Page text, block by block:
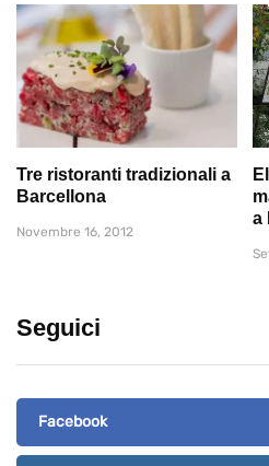
Tre ristoranti tradizionali a
Barcellona
Novembre 16, 2012
a
Seguici
Facebook